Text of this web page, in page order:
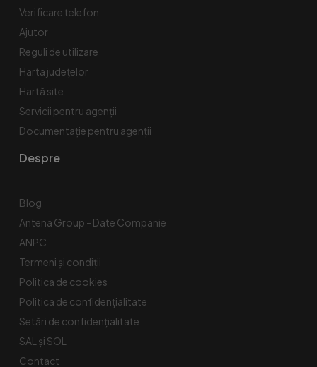
Verificare telefon
Ajutor
Reguli de utilizare
Harta județelor
Hartă site
Servicii pentru agenții
Documentație pentru agenții
Despre
Blog
Antena Group - Date Companie
ANPC
Termeni și condiții
Politica de cookies
Politica de confidențialitate
Setări de confidențialitate
SAL și SOL
Contact